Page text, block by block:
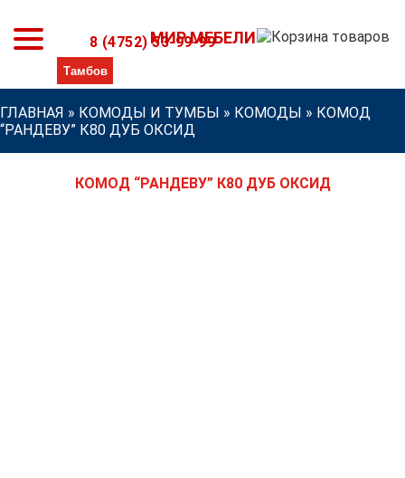
МИР МЕБЕЛИ
8 (4752) 53-99-99
ГЛАВНАЯ » КОМОДЫ И ТУМБЫ » КОМОДЫ » КОМОД
“РАНДЕВУ” К80 ДУБ ОКСИД
КОМОД “РАНДЕВУ” К80 ДУБ ОКСИД